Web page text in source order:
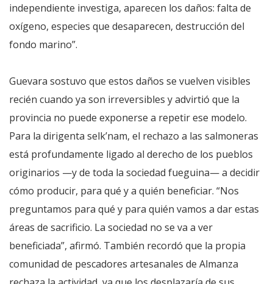
independiente investiga, aparecen los daños: falta de
oxígeno, especies que desaparecen, destrucción del
fondo marino”.
Guevara sostuvo que estos daños se vuelven visibles
recién cuando ya son irreversibles y advirtió que la
provincia no puede exponerse a repetir ese modelo.
Para la dirigenta selk’nam, el rechazo a las salmoneras
está profundamente ligado al derecho de los pueblos
originarios —y de toda la sociedad fueguina— a decidir
cómo producir, para qué y a quién beneficiar. “Nos
preguntamos para qué y para quién vamos a dar estas
áreas de sacrificio. La sociedad no se va a ver
beneficiada”, afirmó. También recordó que la propia
comunidad de pescadores artesanales de Almanza